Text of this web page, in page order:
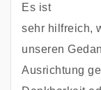
Es ist
sehr hilfreich,
unseren
Ausrichtung